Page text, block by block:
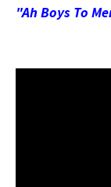
"Ah Boys To